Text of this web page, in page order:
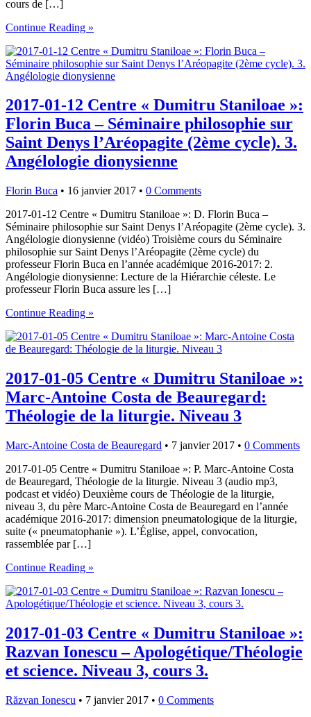
cours de […]
Continue Reading »
2017-01-12 Centre « Dumitru Staniloae »:
Florin Buca – Séminaire philosophie sur
Saint Denys l’Aréopagite (2ème cycle). 3.
Angélologie dionysienne
Florin Buca • 16 janvier 2017 • 0 Comments
2017-01-12 Centre « Dumitru Staniloae »: D. Florin Buca –
Séminaire philosophie sur Saint Denys l’Aréopagite (2ème cycle). 3.
Angélologie dionysienne (vidéo) Troisième cours du Séminaire
philosophie sur Saint Denys l’Aréopagite (2ème cycle) du
professeur Florin Buca en l’année académique 2016-2017: 2.
Angélologie dionysienne: Lecture de la Hiérarchie céleste. Le
professeur Florin Buca assure les […]
Continue Reading »
2017-01-05 Centre « Dumitru Staniloae »:
Marc-Antoine Costa de Beauregard:
Théologie de la liturgie. Niveau 3
Marc-Antoine Costa de Beauregard • 7 janvier 2017 • 0 Comments
2017-01-05 Centre « Dumitru Staniloae »: P. Marc-Antoine Costa
de Beauregard, Théologie de la liturgie. Niveau 3 (audio mp3,
podcast et vidéo) Deuxième cours de Théologie de la liturgie,
niveau 3, du père Marc-Antoine Costa de Beauregard en l’année
académique 2016-2017: dimension pneumatologique de la liturgie,
suite (« pneumatophanie »). L’Église, appel, convocation,
rassemblée par […]
Continue Reading »
2017-01-03 Centre « Dumitru Staniloae »:
Razvan Ionescu – Apologétique/Théologie
et science. Niveau 3, cours 3.
Răzvan Ionescu • 7 janvier 2017 • 0 Comments